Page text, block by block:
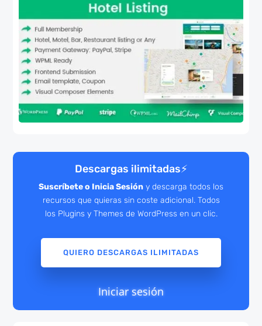
Descargas ilimitadas⚡
Suscríbete o Inicia Sesión y descarga todos los
recursos que quieras sin coste adicional. Todos
los Plugins y Themes de WordPress en un clic.
QUIERO DESCARGAS ILIMITADAS
Iniciar sesión